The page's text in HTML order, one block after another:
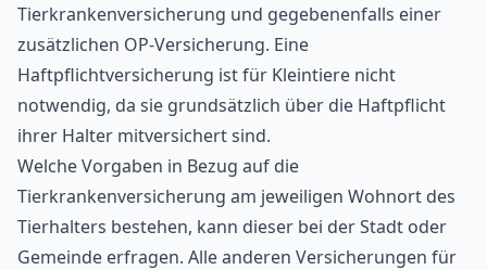
Tierkrankenversicherung und gegebenenfalls einer
zusätzlichen OP-Versicherung. Eine
Haftpflichtversicherung ist für Kleintiere nicht
notwendig, da sie grundsätzlich über die Haftpflicht
ihrer Halter mitversichert sind.
Welche Vorgaben in Bezug auf die
Tierkrankenversicherung am jeweiligen Wohnort des
Tierhalters bestehen, kann dieser bei der Stadt oder
Gemeinde erfragen. Alle anderen Versicherungen für